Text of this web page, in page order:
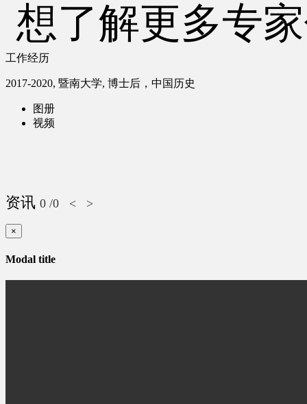
想了解更多专
工作经历
2017-2020, 暨南大学, 博士后，中国历史
图册
视频
资讯 0 /0 < >
×
Modal title